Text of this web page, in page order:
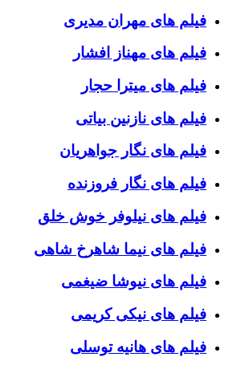
فیلم های مهران مدیری
فیلم های مهناز افشار
فیلم های میترا حجار
فیلم های نازنین بیاتی
فیلم های نگار جواهریان
فیلم های نگار فروزنده
فیلم های نیلوفر خوش خلق
فیلم های نیما شاهرخ شاهی
فیلم های نیوشا ضیغمی
فیلم های نیکی کریمی
فیلم های هانیه توسلی